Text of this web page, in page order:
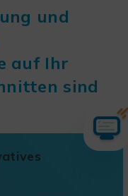
und
auf Ihr
sind